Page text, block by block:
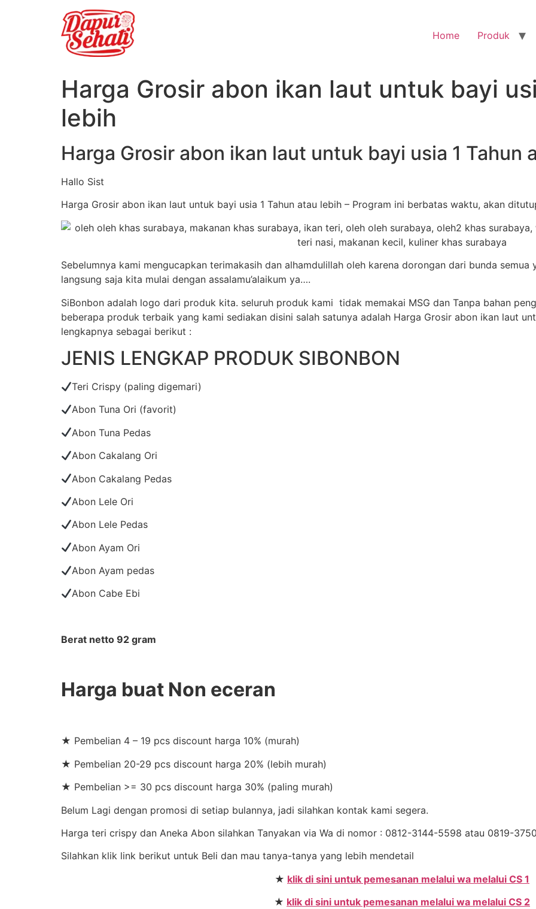
Home Produk
Harga Grosir abon ikan laut untuk bayi
lebih
Harga Grosir abon ikan laut untuk bayi usia 1 Tahun
Hallo Sist
Harga Grosir abon ikan laut untuk bayi usia 1 Tahun atau lebih – Program ini berbatas waktu, akan
Sebelumnya kami mengucapkan terimakasih dan alhamdulillah oleh karena dorongan dari bunda
langsung saja kita mulai dengan assalamu’alaikum ya….
SiBonbon adalah logo dari produk kita. seluruh produk kami tidak memakai MSG dan Tanpa bahan
beberapa produk terbaik yang kami sediakan disini salah satunya adalah Harga Grosir abon ikan laut
lengkapnya sebagai berikut :
JENIS LENGKAP PRODUK SIBONBON
Teri Crispy (paling digemari)
Abon Tuna Ori (favorit)
Abon Tuna Pedas
Abon Cakalang Ori
Abon Cakalang Pedas
Abon Lele Ori
Abon Lele Pedas
Abon Ayam Ori
Abon Ayam pedas
Abon Cabe Ebi
Berat netto 92 gram
Harga buat Non eceran
★ Pembelian 4 – 19 pcs discount harga 10% (murah)
★ Pembelian 20-29 pcs discount harga 20% (lebih murah)
★ Pembelian >= 30 pcs discount harga 30% (paling murah)
Belum Lagi dengan promosi di setiap bulannya, jadi silahkan kontak kami segera.
Harga teri crispy dan Aneka Abon silahkan Tanyakan via Wa di nomor : 0812-3144-5598 atau 0819-
Silahkan klik link berikut untuk Beli dan mau tanya-tanya yang lebih mendetail
★ klik di sini untuk pemesanan melalui wa melalui CS 1
★ klik di sini untuk pemesanan melalui wa melalui CS 2